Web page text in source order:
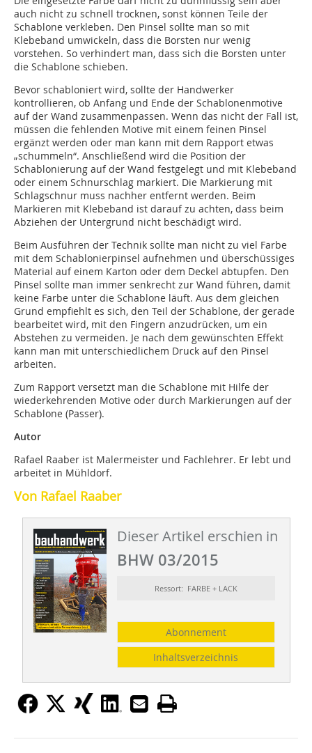
auch nicht zu schnell trocknen, sonst können Teile der
Schablone verkleben. Den Pinsel sollte man so mit
Klebeband umwickeln, dass die Borsten nur wenig
vorstehen. So verhindert man, dass sich die Borsten unter
die Schablone schieben.
Bevor schabloniert wird, sollte der Handwerker
kontrollieren, ob Anfang und Ende der Schablonenmotive
auf der Wand zusammenpassen. Wenn das nicht der Fall ist,
müssen die fehlenden Motive mit einem feinen Pinsel
ergänzt werden oder man kann mit dem Rapport etwas
„schummeln“. Anschließend wird die Position der
Schablonierung auf der Wand festgelegt und mit Klebeband
oder einem Schnurschlag markiert. Die Markierung mit
Schlagschnur muss nachher entfernt werden. Beim
Markieren mit Klebeband ist darauf zu achten, dass beim
Abziehen der Untergrund nicht beschädigt wird.
Beim Ausführen der Technik sollte man nicht zu viel Farbe
mit dem Schablonierpinsel aufnehmen und überschüssiges
Material auf einem Karton oder dem Deckel abtupfen. Den
Pinsel sollte man immer senkrecht zur Wand führen, damit
keine Farbe unter die Schablone läuft. Aus dem gleichen
Grund empfiehlt es sich, den Teil der Schablone, der gerade
bearbeitet wird, mit den Fingern anzudrücken, um ein
Abstehen zu vermeiden. Je nach dem gewünschten Effekt
kann man mit unterschiedlichem Druck auf den Pinsel
arbeiten.
Zum Rapport versetzt man die Schablone mit Hilfe der
wiederkehrenden Motive oder durch Markierungen auf der
Schablone (Passer).
Autor
Rafael Raaber ist Malermeister und Fachlehrer. Er lebt und
arbeitet in Mühldorf.
Von Rafael Raaber
Dieser Artikel erschien in
BHW 03/2015
Ressort: FARBE + LACK
Abonnement
Inhaltsverzeichnis